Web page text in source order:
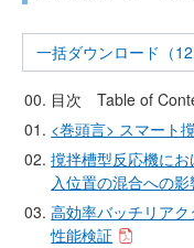
一括ダウンロード（
目次 Table of
<巻頭言> スマート
撹拌槽型反応機に
入位置の混合への影
高効率バッチリア
性能検証